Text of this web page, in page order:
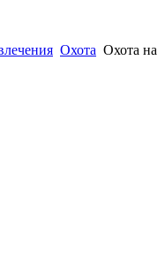
Охота Охота на